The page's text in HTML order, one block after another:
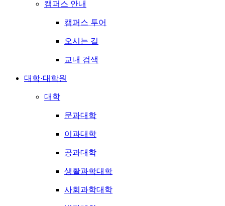
캠퍼스 안내
캠퍼스 투어
오시는 길
교내 검색
대학·대학원
대학
문과대학
이과대학
공과대학
생활과학대학
사회과학대학